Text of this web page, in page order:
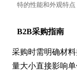
特的性能和外观特点
B2B采购指南
采购时需明确材
量大小直接影响